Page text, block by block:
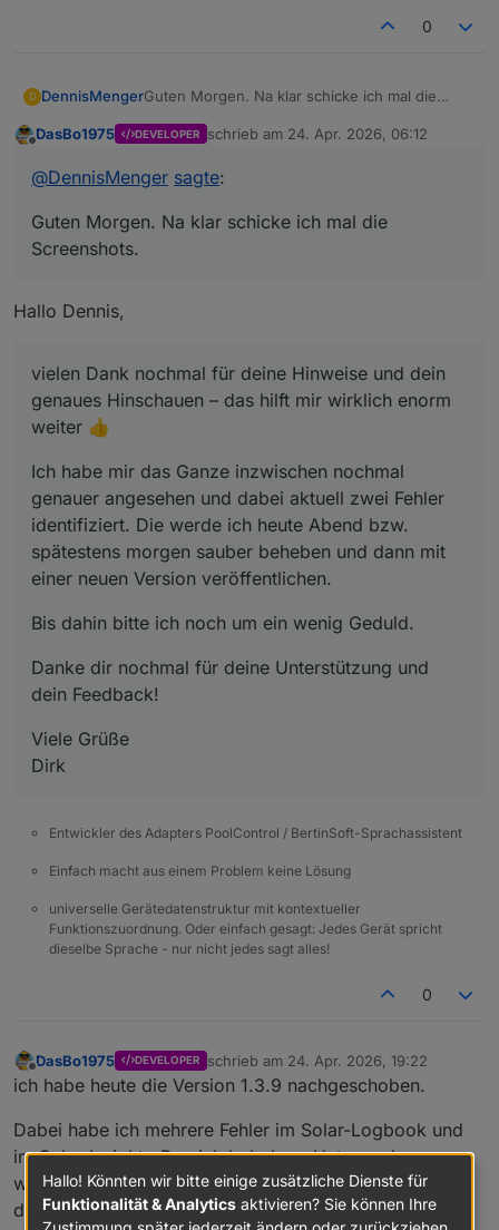
0
D DennisMengerGuten Morgen. Na klar schicke ich mal die
Results
Calculation
Debug
DasBo1975 DEVELOPER schrieb am 24. Apr. 2026, 06:12
zuletzt editiert von
@DennisMenger sagte:
Guten Morgen. Na klar schicke ich mal die
Screenshots.
Hallo Dennis,
vielen Dank nochmal für deine Hinweise und dein
genaues Hinschauen – das hilft mir wirklich enorm
weiter 👍
Ich habe mir das Ganze inzwischen nochmal
genauer angesehen und dabei aktuell zwei Fehler
identifiziert. Die werde ich heute Abend bzw.
spätestens morgen sauber beheben und dann mit
einer neuen Version veröffentlichen.
Bis dahin bitte ich noch um ein wenig Geduld.
Danke dir nochmal für deine Unterstützung und
dein Feedback!
Viele Grüße
Dirk
Entwickler des Adapters PoolControl / BertinSoft-Sprachassistent
Einfach macht aus einem Problem keine Lösung
universelle Gerätedatenstruktur mit kontextueller
Funktionszuordnung. Oder einfach gesagt: Jedes Gerät spricht
dieselbe Sprache - nur nicht jedes sagt alles!
0
Offline
DasBo1975 DEVELOPER schrieb am 24. Apr. 2026, 19:22
zuletzt editiert von
ich habe heute die Version 1.3.9 nachgeschoben.
Dabei habe ich mehrere Fehler im Solar-Logbook und
im Solar-Insights-Bereich behoben. Unter anderem
wurden teilweise Logeinträge gar nicht erstellt bzw.
doppelt geschrieben, außerdem gab es Probleme bei
Hallo! Könnten wir bitte einige zusätzliche Dienste für
Funktionalität & Analytics aktivieren? Sie können Ihre